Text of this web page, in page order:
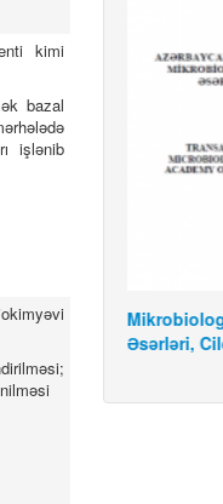
kimi
bazal
işlənib
Əsərləri,